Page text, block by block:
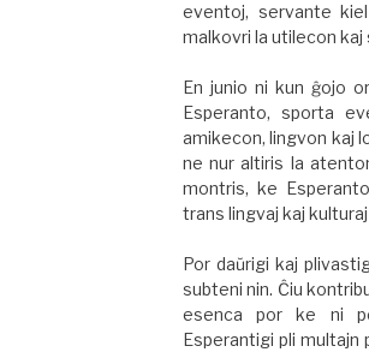
eventoj, servante
malkovri la utilecon
En junio ni kun ĝojo
Esperanto, sporta
amikecon, lingvon kaj
ne nur altiris la
montris, ke
trans lingvaj kaj
Por daŭrigi kaj
subteni nin. Ĉiu
esenca por ke ni
Esperantigi pli multajn